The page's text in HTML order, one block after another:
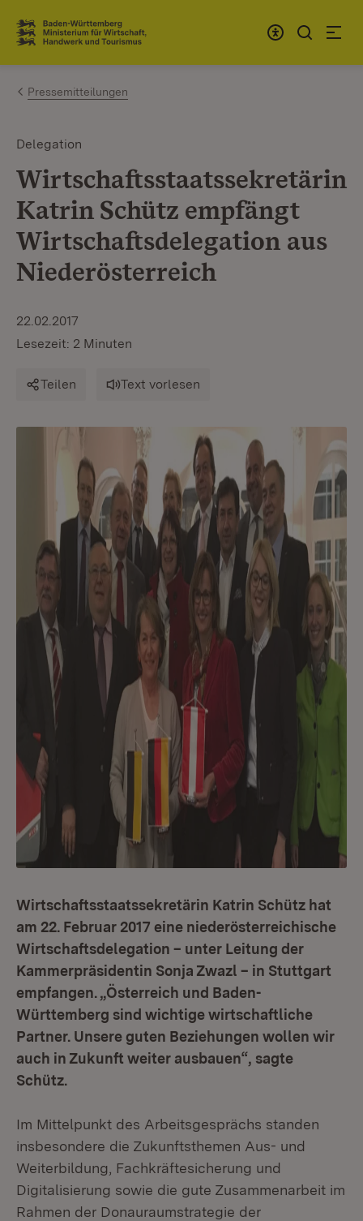
Zum Inhalt springen
Link zur Startseite
Pressemitteilungen
Delegation
Wirtschaftsstaatssekretärin
Katrin Schütz empfängt
Wirtschaftsdelegation aus
Niederösterreich
22.02.2017
Lesezeit: 2 Minuten
Teilen Text vorlesen
Wirtschaftsstaatssekretärin Katrin Schütz hat
am 22. Februar 2017 eine niederösterreichische
Wirtschaftsdelegation – unter Leitung der
Kammerpräsidentin Sonja Zwazl – in Stuttgart
empfangen. „Österreich und Baden-
Württemberg sind wichtige wirtschaftliche
Partner. Unsere guten Beziehungen wollen wir
auch in Zukunft weiter ausbauen“, sagte
Schütz.
Im Mittelpunkt des Arbeitsgesprächs standen
insbesondere die Zukunftsthemen Aus- und
Weiterbildung, Fachkräftesicherung und
Digitalisierung sowie die gute Zusammenarbeit im
Rahmen der Donauraumstrategie der